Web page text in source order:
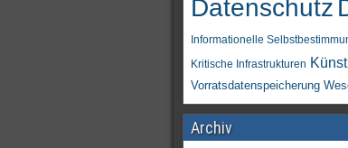
Datenschutz
Informationelle
Kritische Infrastrukturen
Vorratsdatenspeicherung
Archiv